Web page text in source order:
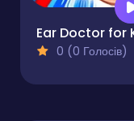
0 (0 Голосів)